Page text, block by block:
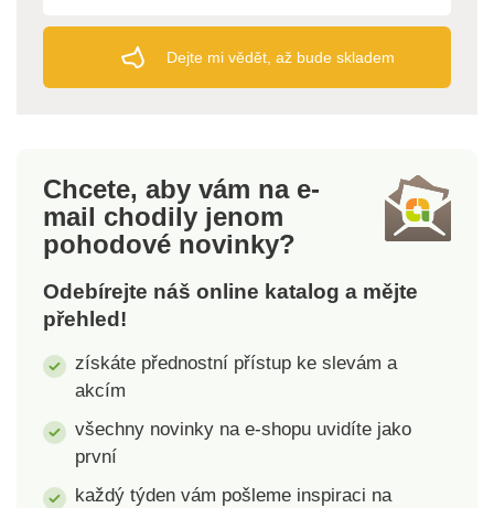
Dejte mi vědět, až bude skladem
Chcete, aby vám na e-
mail chodily jenom
pohodové novinky?
Odebírejte náš online katalog a mějte
přehled!
získáte přednostní přístup ke slevám a
akcím
všechny novinky na e-shopu uvidíte jako
první
každý týden vám pošleme inspiraci na